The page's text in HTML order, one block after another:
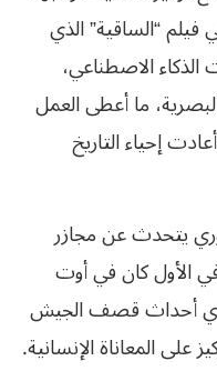
فيلم “الساقية” الذي
الاصطناعي،
ما أعطى العمل
إحياء التاريخ
يتحدث عن مجازر
الأول كان في أوت
27 دقيقة ويروي أحداث قصف الجيش